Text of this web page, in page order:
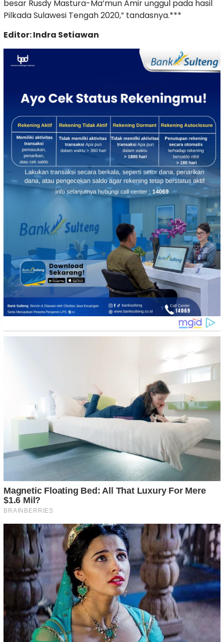
besar Rusdy Mastura-Ma’mun Amir unggul pada hasil
Pilkada Sulawesi Tengah 2020,” tandasnya.***
Editor: Indra Setiawan